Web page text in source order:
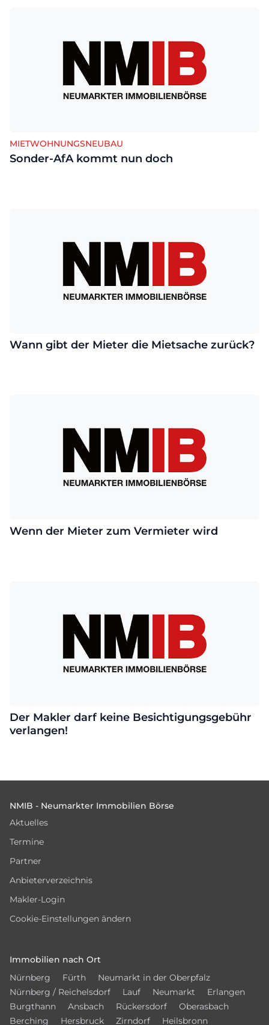
MIETWOHNUNGSNEUBAU
Sonder-AfA kommt nun doch
Wann gibt der Mieter die Mietsache zurück?
Wenn der Mieter zum Vermieter wird
Der Makler darf keine Besichtigungsgebühr
verlangen!
NMIB - Neumarkter Immobilien Börse
Aktuelles
Termine
Partner
Anbieterverzeichnis
Makler-Login
Cookie-Einstellungen ändern
Immobilien nach Ort
Nürnberg
Fürth
Neumarkt in der Oberpfalz
Nürnberg / Reichelsdorf
Lauf Neumarkt
Erlangen
Burgthann
Ansbach Rückersdorf
Oberasbach
Berching
Hersbruck Zirndorf Heilsbronn